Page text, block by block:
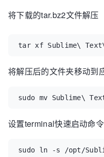
将下载的tar.bz2文件解压
tar xf Sublime\
将解压后的文件夹移动到
sudo mv Sublime\
设置terminal快速启动命令
sudo ln -s /opt/